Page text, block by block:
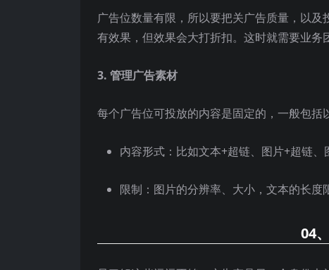
广告位数量有限，所以要把关广告质量，以
有效果，但效果会大打折扣。这时就需要业务
3. 管理广告素材
每个广告位可投放的内容是固定的，一般包括
内容形式：比如文本+超链、图片+超链、
限制：图片的分辨率、大小，文本的长度
04、